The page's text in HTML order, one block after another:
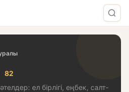
82
ел бірлігі, еңбек, салт-